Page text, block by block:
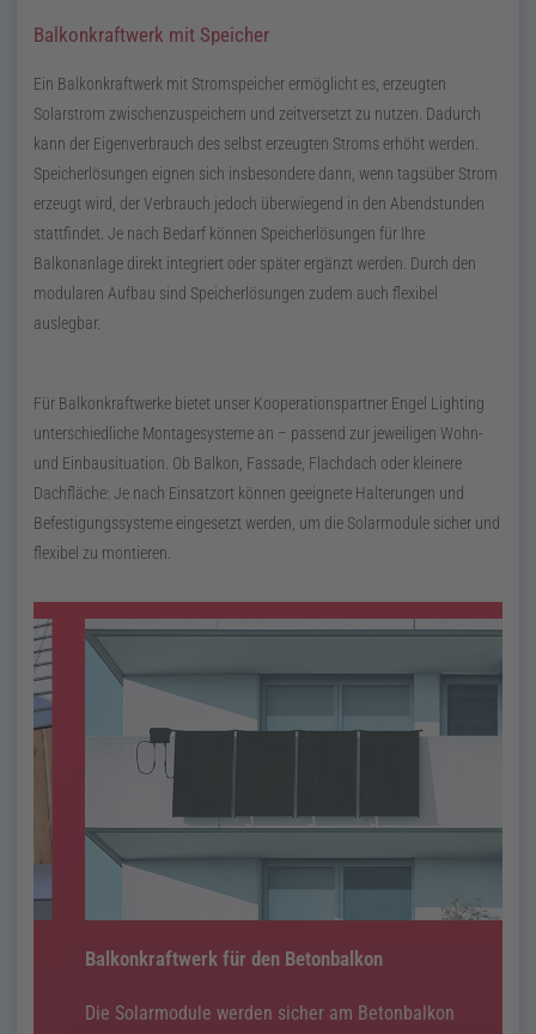
Balkonkraftwerk mit Speicher
Ein Balkonkraftwerk mit Stromspeicher ermöglicht es, erzeugten
Solarstrom zwischenzuspeichern und zeitversetzt zu nutzen. Dadurch
kann der Eigenverbrauch des selbst erzeugten Stroms erhöht werden.
Speicherlösungen eignen sich insbesondere dann, wenn tagsüber Strom
erzeugt wird, der Verbrauch jedoch überwiegend in den Abendstunden
stattfindet. Je nach Bedarf können Speicherlösungen für Ihre
Balkonanlage direkt integriert oder später ergänzt werden. Durch den
modularen Aufbau sind Speicherlösungen zudem auch flexibel
auslegbar.
Für Balkonkraftwerke bietet unser Kooperationspartner Engel Lighting
unterschiedliche Montagesysteme an – passend zur jeweiligen Wohn-
und Einbausituation. Ob Balkon, Fassade, Flachdach oder kleinere
Dachfläche: Je nach Einsatzort können geeignete Halterungen und
Befestigungssysteme eingesetzt werden, um die Solarmodule sicher und
flexibel zu montieren.
Balkonkraftwerk für den Betonbalkon
Die Solarmodule werden sicher am Betonbalkon